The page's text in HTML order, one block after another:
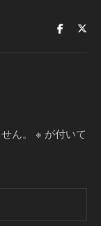
ん。 ※ が付いて